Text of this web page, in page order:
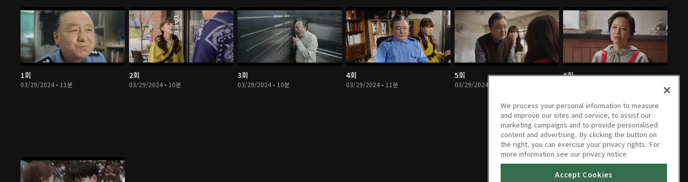
1회
03/29/2024 • 11분
2회
03/29/2024 • 10분
3회
03/29/2024 • 10분
4회
03/29/2024 • 11분
5회
03/29/2024 • 10분
6회
We process your personal information to measure
and improve our sites and service, to assist our
marketing campaigns and to provide personalised
content and advertising. By clicking the button on
the right, you can exercise your privacy rights. For
more information see our privacy notice
Accept Cookies